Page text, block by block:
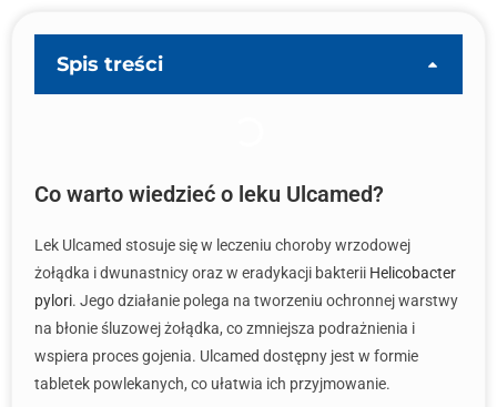
Spis treści
Co warto wiedzieć o leku Ulcamed?
Lek Ulcamed stosuje się w leczeniu choroby wrzodowej
żołądka i dwunastnicy oraz w eradykacji bakterii Helicobacter
pylori. Jego działanie polega na tworzeniu ochronnej warstwy
na błonie śluzowej żołądka, co zmniejsza podrażnienia i
wspiera proces gojenia. Ulcamed dostępny jest w formie
tabletek powlekanych, co ułatwia ich przyjmowanie.